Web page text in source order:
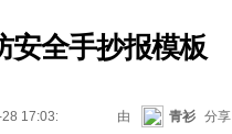
安全手抄报模板
17:03:16 由 青衫 分享